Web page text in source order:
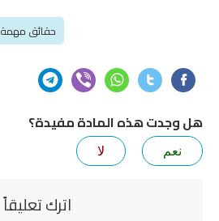
حقائق مهمة
هل وجدت هذه المادة مفيدة؟
نعم لا
اترك تعليقاً